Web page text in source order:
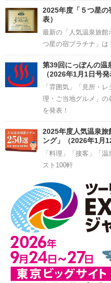
2025年度「５つ星
表）
最新の「人気温泉旅館
つ星の宿プラチナ」は
第39回にっぽんの温
（2026年1月1日号発
「雰囲気」「見所・
理・ご当地グルメ」
を発表！
2025年度人気温泉旅
ング」（2026年1月
「料理」「接客」「
スト100軒